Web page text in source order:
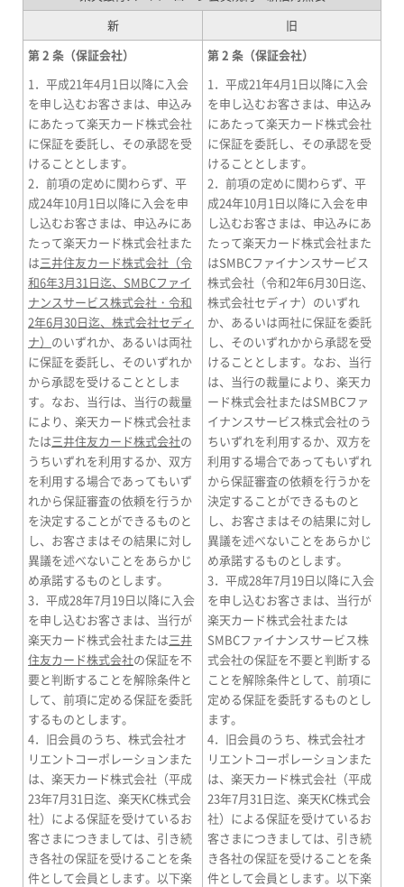
新
旧
第 2 条（保証会社）
第 2 条（保証会社）
1．平成21年4月1日以降に入会
を申し込むお客さまは、申込み
にあたって楽天カード株式会社
に保証を委託し、その承認を受
けることとします。
2．前項の定めに関わらず、平
成24年10月1日以降に入会を申
し込むお客さまは、申込みにあ
たって楽天カード株式会社また
は三井住友カード株式会社（令
和6年3月31日迄、SMBCファイ
ナンスサービス株式会社・令和
2年6月30日迄、株式会社セディ
ナ） のいずれか、あるいは両社
に保証を委託し、そのいずれか
から承認を受けることとしま
す。なお、当行は、当行の裁量
により、楽天カード株式会社ま
たは三井住友カード株式会社の
うちいずれを利用するか、双方
を利用する場合であってもいず
れから保証審査の依頼を行うか
を決定することができるものと
し、お客さまはその結果に対し
異議を述べないことをあらかじ
め承諾するものとします。
3．平成28年7月19日以降に入会
を申し込むお客さまは、当行が
楽天カード株式会社または三井
住友カード株式会社の保証を不
要と判断することを解除条件と
して、前項に定める保証を委託
するものとします。
4．旧会員のうち、株式会社オ
リエントコーポレーションまた
は、楽天カード株式会社（平成
23年7月31日迄、楽天KC株式会
社）による保証を受けているお
客さまにつきましては、引き続
き各社の保証を受けることを条
件として会員とします。以下楽
1．平成21年4月1日以降に入会
を申し込むお客さまは、申込み
にあたって楽天カード株式会社
に保証を委託し、その承認を受
けることとします。
2．前項の定めに関わらず、平
成24年10月1日以降に入会を申
し込むお客さまは、申込みにあ
たって楽天カード株式会社また
はSMBCファイナンスサービス
株式会社（令和2年6月30日迄、
株式会社セディナ）のいずれ
か、あるいは両社に保証を委託
し、そのいずれかから承認を受
けることとします。なお、当行
は、当行の裁量により、楽天カ
ード株式会社またはSMBCファ
イナンスサービス株式会社のう
ちいずれを利用するか、双方を
利用する場合であってもいずれ
から保証審査の依頼を行うかを
決定することができるものと
し、お客さまはその結果に対し
異議を述べないことをあらかじ
め承諾するものとします。
3．平成28年7月19日以降に入会
を申し込むお客さまは、当行が
楽天カード株式会社または
SMBCファイナンスサービス株
式会社の保証を不要と判断する
ことを解除条件として、前項に
定める保証を委託するものとし
ます。
4．旧会員のうち、株式会社オ
リエントコーポレーションまた
は、楽天カード株式会社（平成
23年7月31日迄、楽天KC株式会
社）による保証を受けているお
客さまにつきましては、引き続
き各社の保証を受けることを条
件として会員とします。以下楽